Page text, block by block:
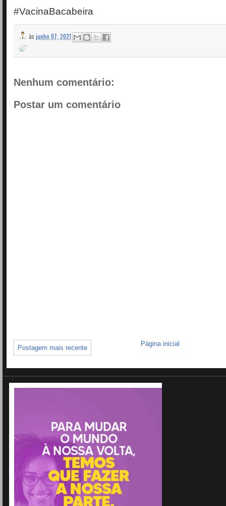
#VacinaBacabeira
às junho 07, 2021
Nenhum comentário:
Postar um comentário
Postagem mais recente
Página inicial